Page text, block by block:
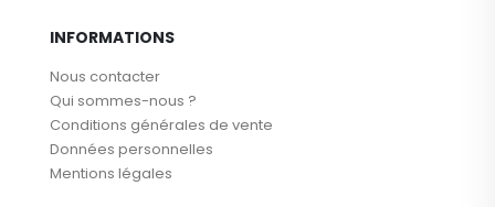
INFORMATIONS
Nous contacter
Qui sommes-nous ?
Conditions générales de vente
Données personnelles
Mentions légales